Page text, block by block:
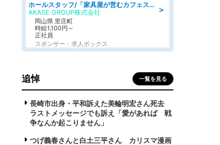
＞
ホールスタッフ/「家具屋が営むカフェスタッフ!」週2日～OK!嬉しいまかない付き/岡山県/浅口郡里庄町
AKASE GROUP株式会社
岡山県 里庄町
時給1,100円～
正社員
スポンサー：求人ボックス
追悼 一覧を見る
長崎市出身・平和訴えた美輪明宏さん死去
ラストメッセージでも訴え「愛があれば 戦
争なんか起こりません」
つげ義春さんと白土三平さん カリスマ漫画